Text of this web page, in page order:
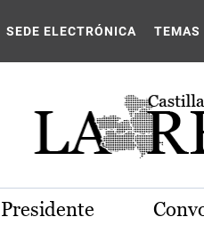
La
SEDE ELECTRÓNICA TEMAS